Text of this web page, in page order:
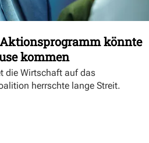
könnte
kommen
die Wirtschaft auf das
herrschte lange Streit.